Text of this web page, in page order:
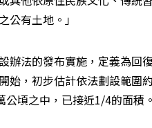
公有土地。」
辦法的發布實施，定義為回
始，初步估計依法劃設範圍
公頃之中，已接近1/4的面積。